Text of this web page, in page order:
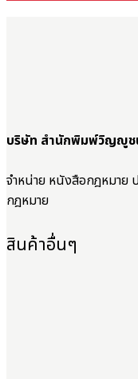
บริษัท สำนักพิมพ์วิญญูช
จำหน่าย หนังสือกฎหมาย
กฎหมาย
สินค้าอื่นๆ